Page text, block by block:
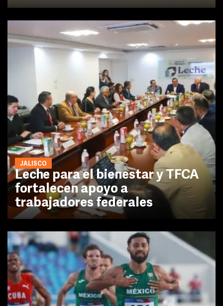
JALISCO
Leche para el bienestar y TFCA
fortalecen apoyo a
trabajadores federales